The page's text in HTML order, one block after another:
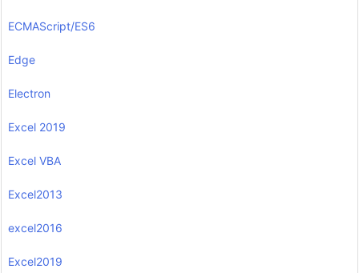
ECMAScript/ES6
Edge
Electron
Excel 2019
Excel VBA
Excel2013
excel2016
Excel2019